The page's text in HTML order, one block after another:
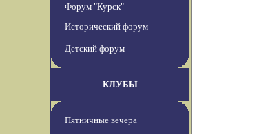
Форум "Курск"
Исторический форум
Детский форум
КЛУБЫ
Пятничные вечера